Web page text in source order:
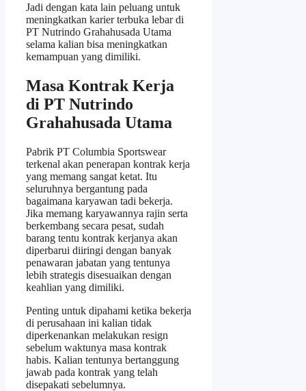
Jadi dengan kata lain peluang untuk
meningkatkan karier terbuka lebar di
PT Nutrindo Grahahusada Utama
selama kalian bisa meningkatkan
kemampuan yang dimiliki.
Masa Kontrak Kerja
di PT Nutrindo
Grahahusada Utama
Pabrik PT Columbia Sportswear
terkenal akan penerapan kontrak kerja
yang memang sangat ketat. Itu
seluruhnya bergantung pada
bagaimana karyawan tadi bekerja.
Jika memang karyawannya rajin serta
berkembang secara pesat, sudah
barang tentu kontrak kerjanya akan
diperbarui diiringi dengan banyak
penawaran jabatan yang tentunya
lebih strategis disesuaikan dengan
keahlian yang dimiliki.
Penting untuk dipahami ketika bekerja
di perusahaan ini kalian tidak
diperkenankan melakukan resign
sebelum waktunya masa kontrak
habis. Kalian tentunya bertanggung
jawab pada kontrak yang telah
disepakati sebelumnya.